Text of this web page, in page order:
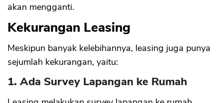
akan mengganti.
Kekurangan Leasing
Meskipun banyak kelebihannya, leasing juga punya
sejumlah kekurangan, yaitu:
1. Ada Survey Lapangan ke Rumah